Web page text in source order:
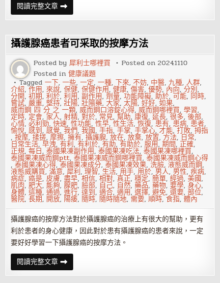
閱讀完整文章男
性
性
能
出
問
題
後
該
怎
麼
做?
攝護腺癌患者可采取的按摩方法
Posted by犀利士哪裡買 Posted on20241110
Posted in健康議題
Tagged一下,一些,一定,一種,下來,不妨, 中醫, 九種,人群,
介紹,作用,來說,保健,保健作用,健康,傷害,優勢, 內向,分別,
分開,初期,利於,利用,副作用,劑量,功能障礙,助於,可能, 同時,
嘗試,嚴重,堅持,壯陽,壯陽藥,大家,太陽,好好,如果,
威而鋼 四 分 之 一顆,威而鋼口溶錠心得,威而鋼哪裡買,學習,
定時, 定會, 家人,射精,對於, 常見,幫助,康復,延長,很多,後部,
心情,必利勁,快速,性功能,性早,性生活,恢復, 患有, 患病, 患者,
愉悅,感到,感覺,我們,我國,手指,手掌,手掌心,才能,打敗,拇指
,按摩,揉搓,摩擦,擁有,攝護腺,放在,放棄,放置, 方法, 日常,
日常生活,早洩,有利,有利於,有助,有助於,服用,期間,正確,
正規,每日,泰國果凍副作用,泰國果凍吃法,泰國果凍哪裡買,
泰國果凍威而鋼ptt,泰國果凍威而鋼哪裡買,泰國果凍威而鋼心得
,泰國果凍心得,泰國果凍成分,泰國果凍效果, 洗臉,液態威而鋼,
液態威購買,滿意,犀利,理智,生活, 用手, 用於, 男人, 男性,疾病,
病症,癌是,皮膚,盡早,相信,相對,真正,穩定,簡單,經過,美國,
肌肉,肥大, 能夠,腺肥,臉部, 自己, 自然,藥品,藥物,要學,身心,
身體,這種,通過,進行,達到,適合,適用,選擇,避免,還要,部位,
醫院,長期, 開放, 陽痿, 隨時, 隨時隨地, 需要,順時,食指,體內
攝護腺癌的按摩方法對於攝護腺癌的治療上有很大的幫助，更有
利於患者的身心健康，因此對於患有攝護腺癌的患者來說，一定
要好好學習一下攝護腺癌的按摩方法。
閱讀完整文章攝
護
腺